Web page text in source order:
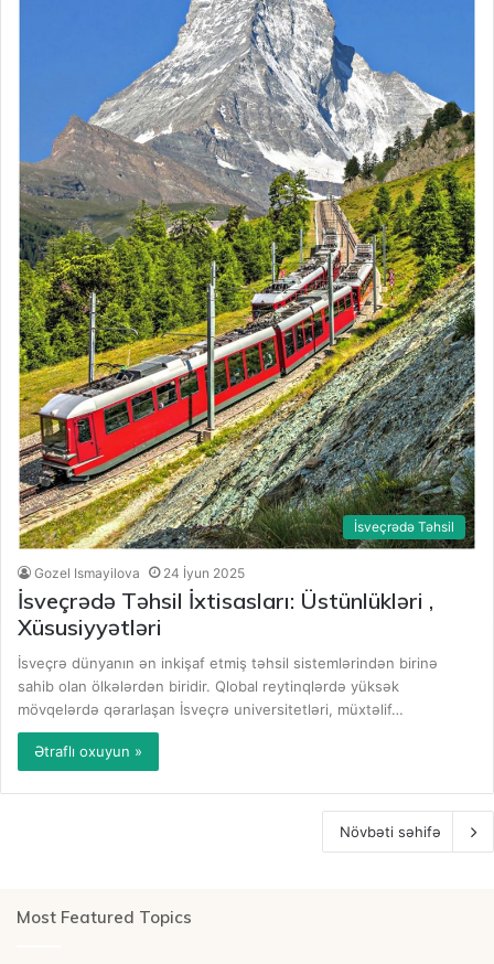
İsveçrədə Təhsil
Gozel Ismayilova 24 İyun 2025
İsveçrədə Təhsil İxtisasları: Üstünlükləri ,
Xüsusiyyətləri
İsveçrə dünyanın ən inkişaf etmiş təhsil sistemlərindən birinə
sahib olan ölkələrdən biridir. Qlobal reytinqlərdə yüksək
mövqelərdə qərarlaşan İsveçrə universitetləri, müxtəlif…
Ətraflı oxuyun »
Növbəti səhifə
Most Featured Topics